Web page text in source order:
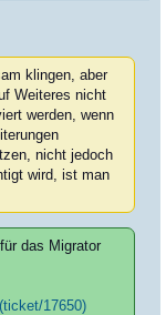
klingen, aber
Weiteres nicht
werden, wenn
nicht jedoch
wird, ist man
das Migrator
17650)